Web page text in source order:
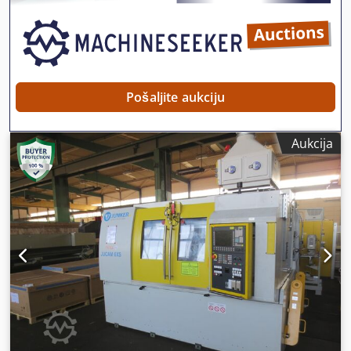
ploču; konjica; okvir; Dijamantna ploča za brušenje
montirana na vreteno za obradu; Varijanta brusne glave 12
(dva brusna vretena mogu se pomicati odvojeno)
Pošaljite aukciju
Aukcija